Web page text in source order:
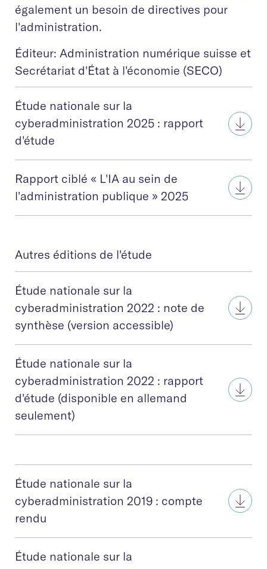
également un besoin de directives pour
l'administration.
Éditeur: Administration numérique suisse et
Secrétariat d'État à l'économie (SECO)
Étude nationale sur la
cyberadministration 2025 : rapport
d'étude
Rapport ciblé « L'IA au sein de
l'administration publique » 2025
Autres éditions de l'étude
Étude nationale sur la
cyberadministration 2022 : note de
synthèse (version accessible)
Étude nationale sur la
cyberadministration 2022 : rapport
d'étude (disponible en allemand
seulement)
Étude nationale sur la
cyberadministration 2019 : compte
rendu
Étude nationale sur la